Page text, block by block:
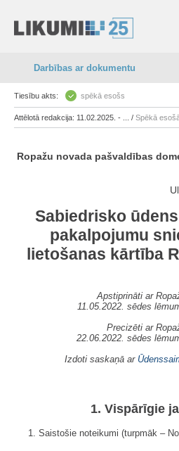
Darbības ar dokumentu
Tiesību akts: spēkā esošs
Attēlotā redakcija: 11.02.2025. - ... / Spēkā
Ropažu novada pašvaldības
Sabiedrisko
pakalpojumu
lietošanas kārtība
Apstiprināti ar
11.05.2022. sēdes
Precizēti ar
22.06.2022. sēdes
Izdoti saskaņā ar
1. Vispārīgie
1. Saistošie noteikumi (turpmāk –